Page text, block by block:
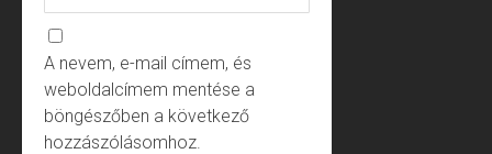
A nevem, e-mail címem, és
weboldalcímem mentése a
böngészőben a következő
hozzászólásomhoz.